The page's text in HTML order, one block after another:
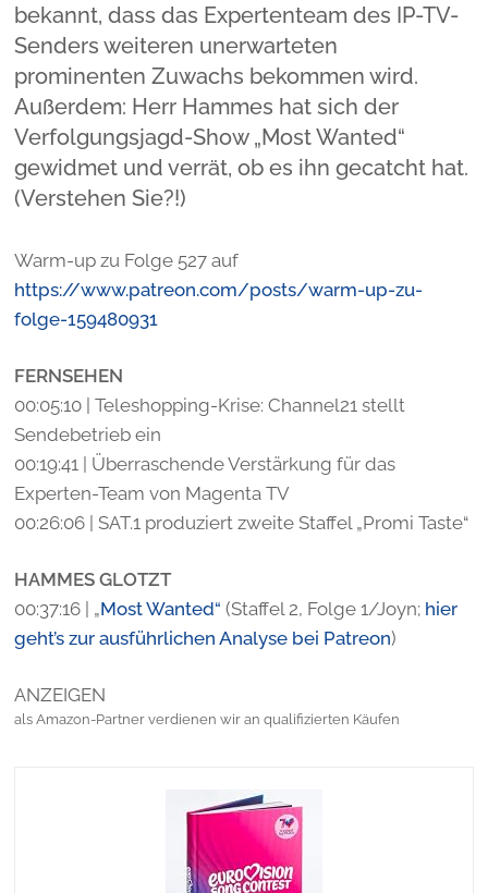
bekannt, dass das Expertenteam des IP-TV-
Senders weiteren unerwarteten
prominenten Zuwachs bekommen wird.
Außerdem: Herr Hammes hat sich der
Verfolgungsjagd-Show „Most Wanted“
gewidmet und verrät, ob es ihn gecatcht hat.
(Verstehen Sie?!)
Warm-up zu Folge 527 auf
https://www.patreon.com/posts/warm-up-zu-
folge-159480931
FERNSEHEN
00:05:10 | Teleshopping-Krise: Channel21 stellt
Sendebetrieb ein
00:19:41 | Überraschende Verstärkung für das
Experten-Team von Magenta TV
00:26:06 | SAT.1 produziert zweite Staffel „Promi Taste“
HAMMES GLOTZT
00:37:16 | „Most Wanted“ (Staffel 2, Folge 1/Joyn; hier
geht’s zur ausführlichen Analyse bei Patreon)
ANZEIGEN
als Amazon-Partner verdienen wir an qualifizierten Käufen